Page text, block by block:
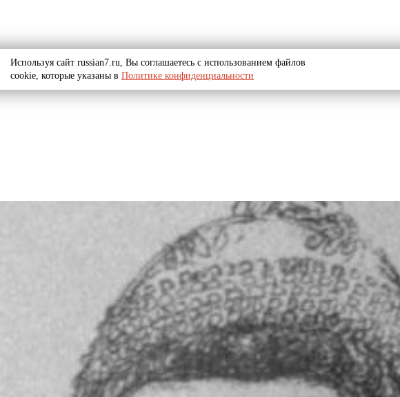
Используя сайт russian7.ru, Вы соглашаетесь с использованием файлов
cookie, которые указаны в Политике конфиденциальности